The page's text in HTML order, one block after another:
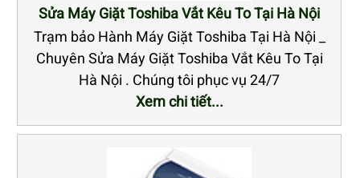
Sửa Máy Giặt Toshiba Vắt Kêu To Tại Hà Nội
Trạm bảo Hành Máy Giặt Toshiba Tại Hà Nội _
Chuyên Sửa Máy Giặt Toshiba Vắt Kêu To Tại
Hà Nội . Chúng tôi phục vụ 24/7
Xem chi tiết...